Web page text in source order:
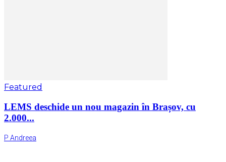
Featured
LEMS deschide un nou magazin în Brașov, cu
2.000...
P Andreea